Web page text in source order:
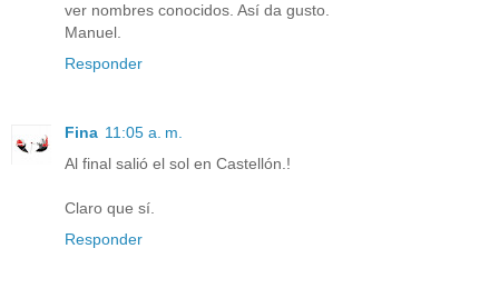
ver nombres conocidos. Así da gusto.
Manuel.
Responder
Fina 11:05 a. m.
Al final salió el sol en Castellón.!
Claro que sí.
Responder